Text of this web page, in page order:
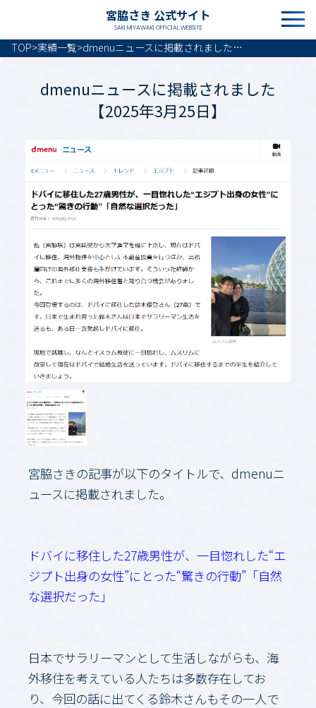
宮脇さき 公式サイト
SAKI MIYAWAKI OFFICIAL WEBSITE
TOP>実績一覧> dmenuニュースに掲載されました【2025年3月25日】
dmenuニュースに掲載されました
【2025年3月25日】
宮脇さきの記事が以下のタイトルで、dmenuニ
ュースに掲載されました。
ドバイに移住した27歳男性が、一目惚れした“エ
ジプト出身の女性”にとった“驚きの行動”「自然
な選択だった」
日本でサラリーマンとして生活しながらも、海
外移住を考えている人たちは多数存在してお
り、今回の話に出てくる鈴木さんもその一人で